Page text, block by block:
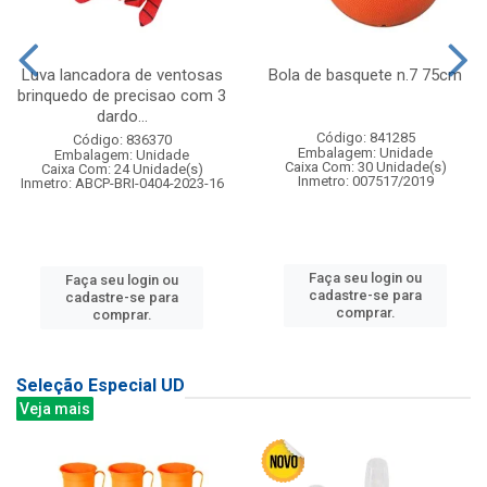
Luva lancadora de ventosas
brinquedo de precisao com 3
dardo...
Código: 836370
Embalagem: Unidade
Caixa Com: 24 Unidade(s)
Inmetro: ABCP-BRI-0404-2023-16
Faça seu login ou
cadastre-se para
comprar.
Bola de basquete n.7 75cm
Código: 841285
Embalagem: Unidade
Caixa Com: 30 Unidade(s)
Inmetro: 007517/2019
Faça seu login ou
cadastre-se para
comprar.
Seleção Especial UD
Veja mais